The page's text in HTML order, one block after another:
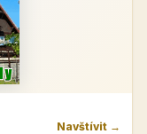
Navštívit →